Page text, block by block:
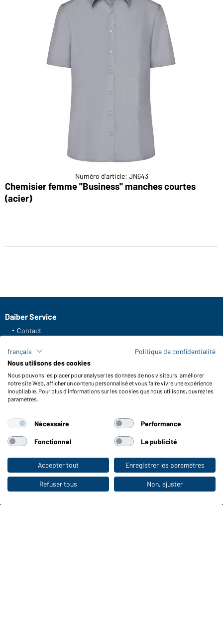
Vers la boutique pour particuliers
Numéro d'article: JN643
Chemisier femme "Business" manches courtes
(acier)
Daiber Service
Contact
Frais de transport
FAQ / Manuel d' utilisation
Vérifier le stock
Reporting system according to whistleblower protection act
Caractéristiques du produit
Conseils d'entretien
Tailles
Couleurs
WORKWEAR COLLECTION
français
Politique de confidentialité
Nous utilisons des cookies
Nous pouvons les placer pour analyser les données de nos visiteurs, améliorer
notre site Web, afficher un contenu personnalisé et vous faire vivre une expérience
inoubliable. Pour plus d'informations sur les cookies que nous utilisons, ouvrez les
paramètres.
Nécessaire Performance
Fonctionnel La publicité
Accepter tout Enregistrer les paramètres
Refuser tous Non, ajuster